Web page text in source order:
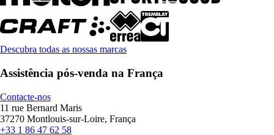
Descubra todas as nossas marcas
Assistência pós-venda na França
Contacte-nos
11 rue Bernard Maris
37270 Montlouis-sur-Loire, França
+33 1 86 47 62 58